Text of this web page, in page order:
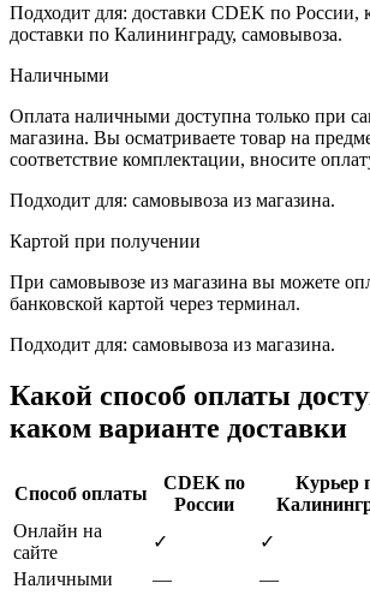
Подходит для: доставки CDEK по России,
доставки по Калининграду, самовывоза.
Наличными
Оплата наличными доступна только при
магазина. Вы осматриваете товар на
соответствие комплектации, вносите
Подходит для: самовывоза из магазина.
Картой при получении
При самовывозе из магазина вы можете
банковской картой через терминал.
Подходит для: самовывоза из магазина.
Какой способ оплаты
каком варианте доставки
Способ оплаты
CDEK по
России
Курьер
Онлайн на
сайте
✓ ✓
Наличными
— —